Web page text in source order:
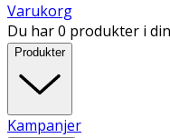
Varukorg
Du har 0 produkter i
Produkter
Kampanjer